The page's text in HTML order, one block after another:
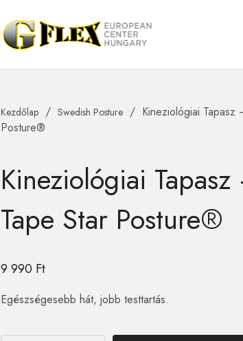
Kezdőlap / Swedish Posture / Kineziológiai Tapasz
Posture®
Kineziológiai
Tape Star Posture®
9 990 Ft
Egészségesebb hát, jobb testtartás.